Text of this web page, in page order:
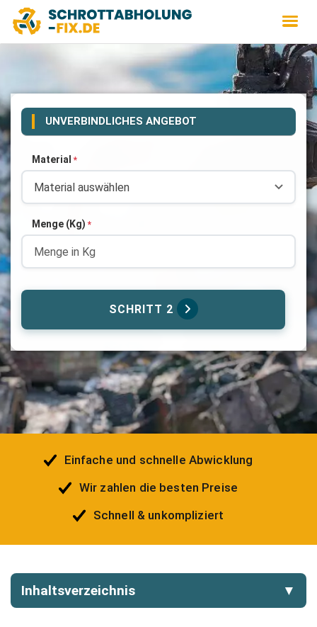
UNVERBINDLICHES ANGEBOT
Material *
Menge (Kg) *
SCHRITT 2
Einfache und schnelle Abwicklung
Wir zahlen die besten Preise
Schnell & unkompliziert
Inhaltsverzeichnis ▼